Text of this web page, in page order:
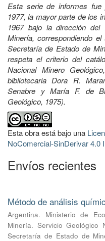
Esta serie de informes
1977, la mayor parte de los
1967 bajo la dirección
Minería, correspondiendo
Secretaría de Estado de
respeta el criterio del
Nacional Minero
bibliotecaria Dora R.
Senabre y María F. de
Geológico, 1975).
Esta obra está bajo una
NoComercial-SinDerivar 4.0
Envíos recientes
Método de análisis
Argentina. Ministerio de
Minería. Servicio Geológico
Secretaría de Estado de